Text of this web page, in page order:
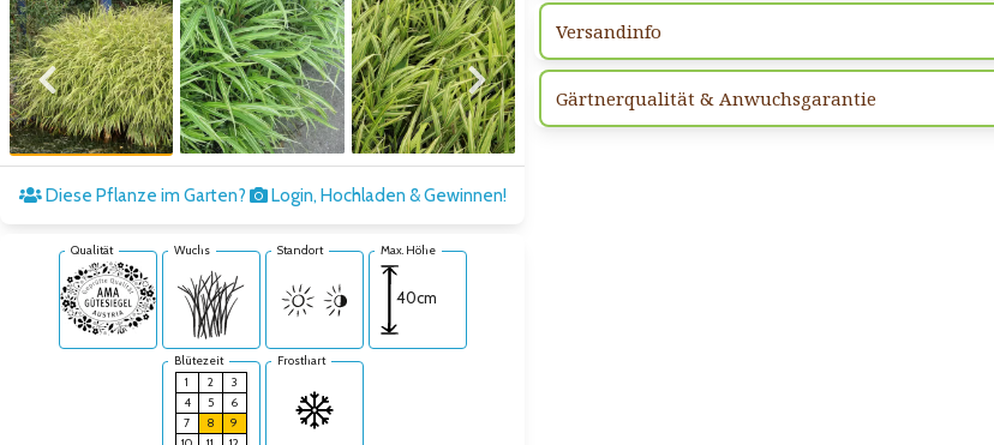
Zum vorigen Bild Zum nächsten Bild
Diese Pflanze im Garten? Login, Hochladen & Gewinnen!
Qualität Wuchs Standort Max. Höhe
40cm
Blütezeit
1
2
3
4
5
6
7
8
9
Frosthart
Versandinfo
Gärtnerqualität & Anwuchsgarantie